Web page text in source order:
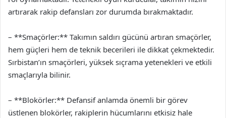
artırarak rakip defansları zor durumda bırakmaktadır.
– **Smaçörler:** Takımın saldırı gücünü artıran smaçörler,
hem güçleri hem de teknik becerileri ile dikkat çekmektedir.
Sırbistan’ın smaçörleri, yüksek sıçrama yetenekleri ve etkili
smaçlarıyla bilinir.
– **Blokörler:** Defansif anlamda önemli bir görev
üstlenen blokörler, rakiplerin hücumlarını etkisiz hale